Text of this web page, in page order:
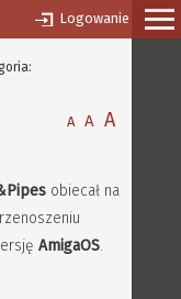
Logowanie
A A A
obiecał na
AmigaOS.